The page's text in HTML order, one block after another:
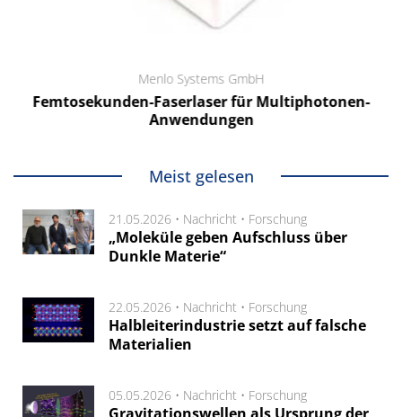
Menlo Systems GmbH
Femtosekunden-Faserlaser für Multiphotonen-
Anwendungen
Meist gelesen
21.05.2026 • Nachricht • Forschung
„Moleküle geben Aufschluss über
Dunkle Materie“
22.05.2026 • Nachricht • Forschung
Halbleiterindustrie setzt auf falsche
Materialien
05.05.2026 • Nachricht • Forschung